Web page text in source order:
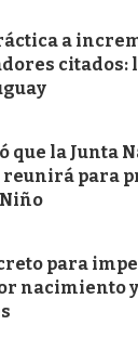
a
citados:
que la Junta
reunirá para
para
nacimiento